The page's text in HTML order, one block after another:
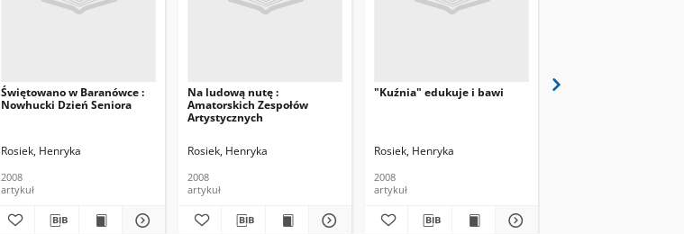
Świętowano w Baranówce :
Nowhucki Dzień Seniora
Rosiek, Henryka
2008
artykuł
Na ludową nutę :
Amatorskich Zespołów
Artystycznych
Rosiek, Henryka
2008
artykuł
"Kuźnia" edukuje i bawi
Rosiek, Henryka
2008
artykuł